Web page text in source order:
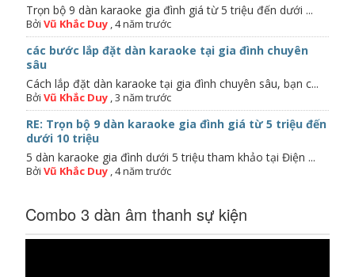
Trọn bộ 9 dàn karaoke gia đình giá từ 5 triệu đến dưới ...
Bởi Vũ Khắc Duy ,4 năm trước
các bước lắp đặt dàn karaoke tại gia đình chuyên
sâu
Cách lắp đặt dàn karaoke tại gia đình chuyên sâu, bạn c...
Bởi Vũ Khắc Duy ,3 năm trước
RE: Trọn bộ 9 dàn karaoke gia đình giá từ 5 triệu đến
dưới 10 triệu
5 dàn karaoke gia đình dưới 5 triệu tham khảo tại Điện ...
Bởi Vũ Khắc Duy ,4 năm trước
Combo 3 dàn âm thanh sự kiện